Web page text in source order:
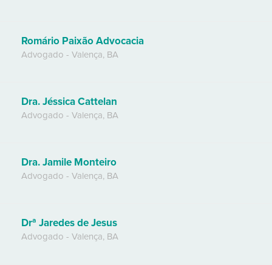
Romário Paixão Advocacia
Advogado - Valença, BA
Dra. Jéssica Cattelan
Advogado - Valença, BA
Dra. Jamile Monteiro
Advogado - Valença, BA
Drª Jaredes de Jesus
Advogado - Valença, BA